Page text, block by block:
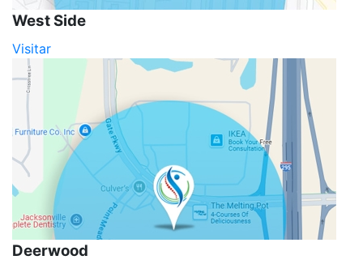
West Side
Visitar
Deerwood